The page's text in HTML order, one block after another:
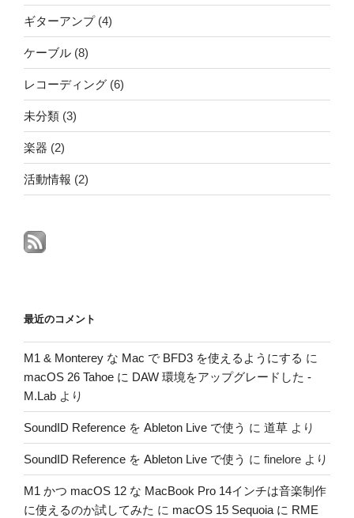
ギターアンプ(4)
ケーブル (8)
レコーディング (6)
未分類 (3)
楽器 (2)
活動情報 (2)
最近のコメント
M1 & Monterey な Mac で BFD3 を使えるようにする に
macOS 26 Tahoe に DAW 環境をアップグレードした -
M.Lab より
SoundID Reference を Ableton Live で使う に 道草 より
SoundID Reference を Ableton Live で使う に finelore より
M1 かつ macOS 12 な MacBook Pro 14インチは音楽制作
に使えるのか試してみた に macOS 15 Sequoia に RME